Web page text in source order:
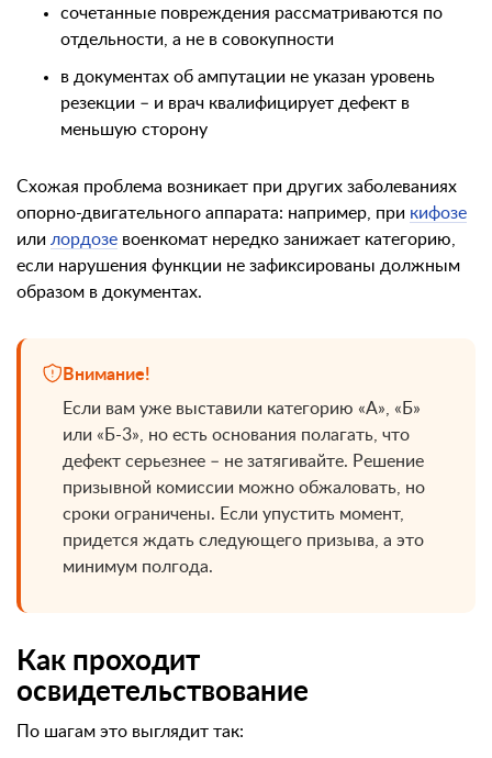
сочетанные повреждения рассматриваются по
отдельности, а не в совокупности
в документах об ампутации не указан уровень
резекции – и врач квалифицирует дефект в
меньшую сторону
Схожая проблема возникает при других заболеваниях
опорно-двигательного аппарата: например, при кифозе
или лордозе военкомат нередко занижает категорию,
если нарушения функции не зафиксированы должным
образом в документах.
Внимание!
Если вам уже выставили категорию «А», «Б»
или «Б-3», но есть основания полагать, что
дефект серьезнее – не затягивайте. Решение
призывной комиссии можно обжаловать, но
сроки ограничены. Если упустить момент,
придется ждать следующего призыва, а это
минимум полгода.
Как проходит
освидетельствование
По шагам это выглядит так: